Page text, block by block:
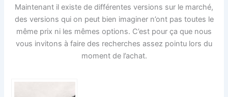
Maintenant il existe de différentes versions sur le marché,
des versions qui on peut bien imaginer n’ont pas toutes le
même prix ni les mêmes options. C’est pour ça que nous
vous invitons à faire des recherches assez pointu lors du
moment de l’achat.